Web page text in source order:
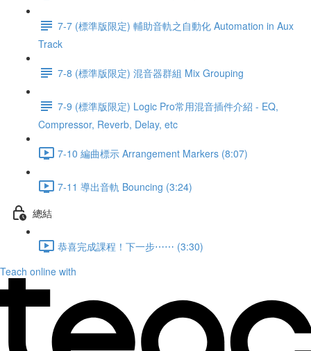
7-7 (標準版限定) 輔助音軌之自動化 Automation in Aux
Track
7-8 (標準版限定) 混音器群組 Mix Grouping
7-9 (標準版限定) Logic Pro常用混音插件介紹 - EQ,
Compressor, Reverb, Delay, etc
7-10 編曲標示 Arrangement Markers (8:07)
7-11 導出音軌 Bouncing (3:24)
總結
恭喜完成課程！下一步⋯⋯ (3:30)
Teach online with